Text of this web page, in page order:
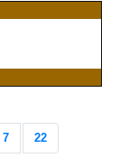
7 22